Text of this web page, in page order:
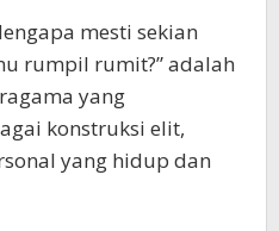
mesti sekian
rumpil rumit?” adalah
yang
konstruksi elit,
yang hidup dan